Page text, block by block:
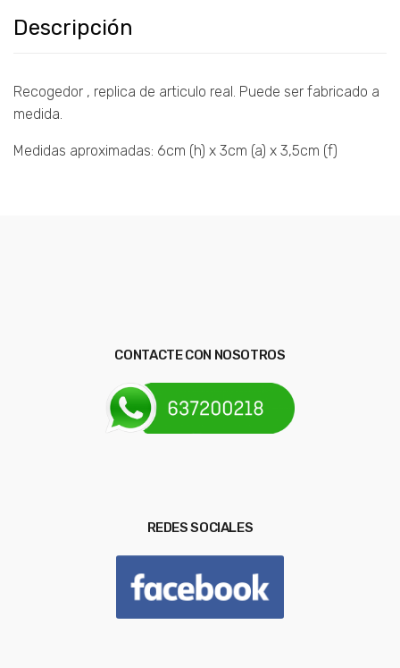
Descripción
Recogedor , replica de articulo real. Puede ser fabricado a
medida.
Medidas aproximadas: 6cm (h) x 3cm (a) x 3,5cm (f)
CONTACTE CON NOSOTROS
REDES SOCIALES